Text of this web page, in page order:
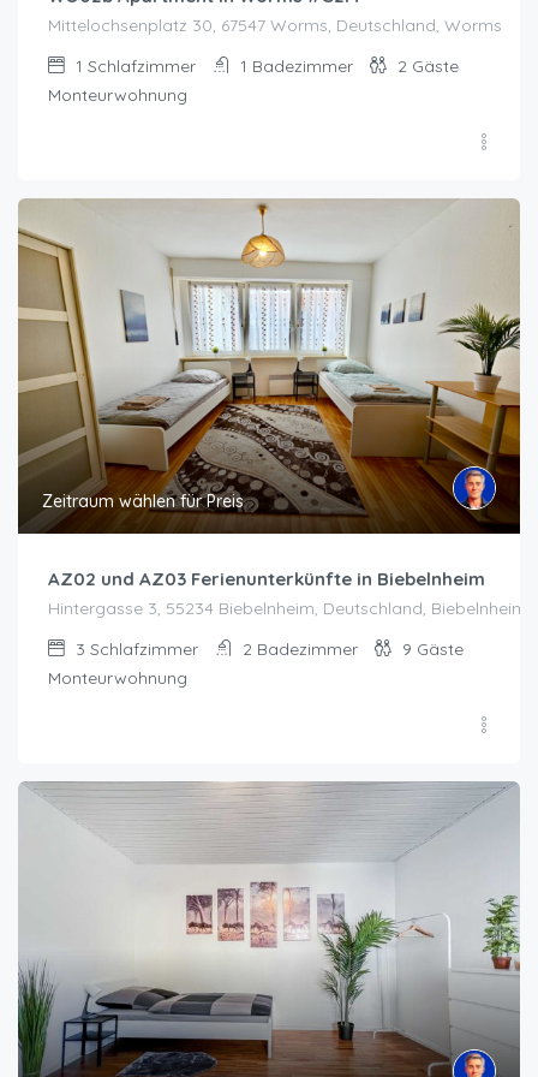
Mittelochsenplatz 30, 67547 Worms, Deutschland, Worms
1 Schlafzimmer 1 Badezimmer 2 Gäste
Monteurwohnung
Zeitraum wählen für Preis
AZ02 und AZ03 Ferienunterkünfte in Biebelnheim
Hintergasse 3, 55234 Biebelnheim, Deutschland, Biebelnheim
3 Schlafzimmer 2 Badezimmer 9 Gäste
Monteurwohnung